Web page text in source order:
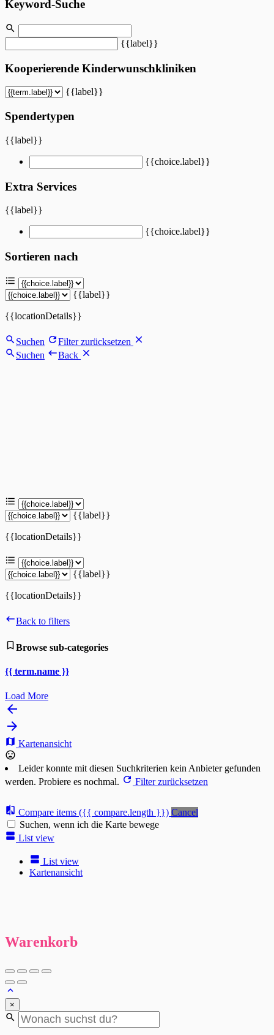
Keyword-Suche
{{label}}
Kooperierende Kinderwunschkliniken
{{label}}
Spendertypen
{{label}}
{{choice.label}}
Extra Services
{{label}}
{{choice.label}}
Sortieren nach
{{label}}
{{locationDetails}}
Suchen
Filter zurücksetzen
Suchen
Back
{{label}}
{{locationDetails}}
{{label}}
{{locationDetails}}
Back to filters
Browse sub-categories
{{ term.name }}
Load More
Kartenansicht
Leider konnte mit diesen Suchkriterien kein Anbieter gefunden
werden. Probiere es nochmal.
Filter zurücksetzen
Compare items ({{ compare.length }}) Cancel
Suchen, wenn ich die Karte bewege
List view
List view
Kartenansicht
Warenkorb
×